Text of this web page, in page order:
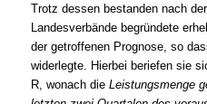
Trotz dessen bestanden nach
Landesverbände begründete
der getroffenen Prognose, so
widerlegte. Hierbei beriefen sie
R, wonach dieLeistungsmenge